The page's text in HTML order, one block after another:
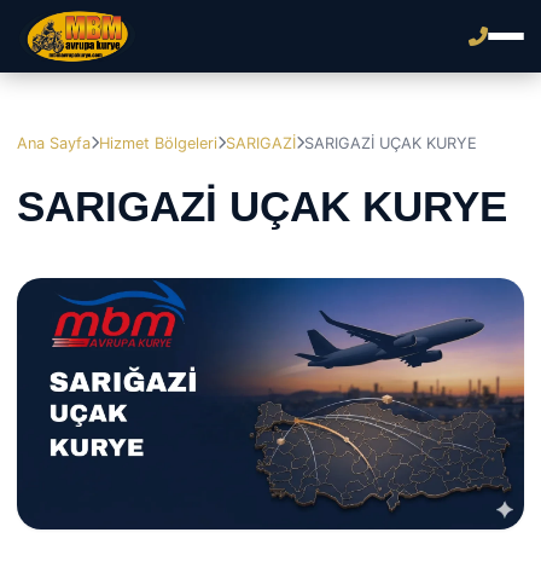
Ana Sayfa Hizmet Bölgeleri SARIGAZİ SARIGAZİ UÇAK KURYE
SARIGAZİ UÇAK KURYE